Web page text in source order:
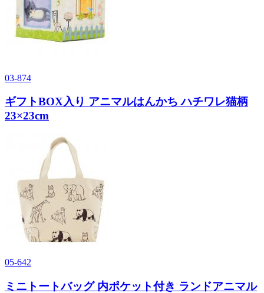
03-874
ギフトBOX入り アニマルはんかち ハチワレ猫柄
23×23cm
05-642
ミニトートバッグ 内ポケット付き ランドアニマル